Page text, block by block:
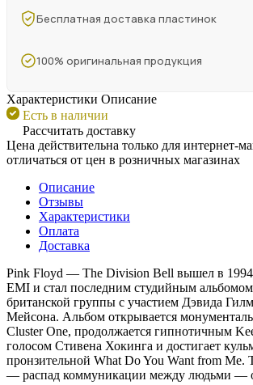
Бесплатная доставка пластинок
100% оригинальная продукция
Характеристики Описание
Есть в наличии
Рассчитать доставку
Цена действительна только для интернет-
отличаться от цен в розничных магазинах
Описание
Отзывы
Характеристики
Оплата
Доставка
Pink Floyd — The Division Bell вышел в 1994
EMI и стал последним студийным
британской группы с участием Дэвида
Мейсона. Альбом открывается
Cluster One, продолжается гипнотичным
голосом Стивена Хокинга и достигает
пронзительной What Do You Want from Me.
— распад коммуникации между людьми —